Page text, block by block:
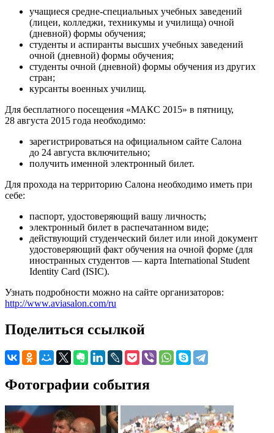
учащиеся средне-специальных учебных заведений
(лицеи, колледжи, техникумы и училища) очной
(дневной) формы обучения;
студенты и аспиранты высших учебных заведений
очной (дневной) формы обучения;
студенты очной (дневной) формы обучения из других
стран;
курсанты военных училищ.
Для бесплатного посещения «МАКС 2015» в пятницу,
28 августа 2015 года необходимо:
зарегистрироваться на официальном сайте Салона
до 24 августа включительно;
получить именной электронный билет.
Для прохода на территорию Салона необходимо иметь при
себе:
паспорт, удостоверяющий вашу личность;
электронный билет в распечатанном виде;
действующий студенческий билет или иной документ
удостоверяющий факт обучения на очной форме (для
иностранных студентов — карта International Student
Identity Card (ISIC).
Узнать подробности можно на сайте организаторов:
http://www.aviasalon.com/ru
Поделиться ссылкой
Фотографии события